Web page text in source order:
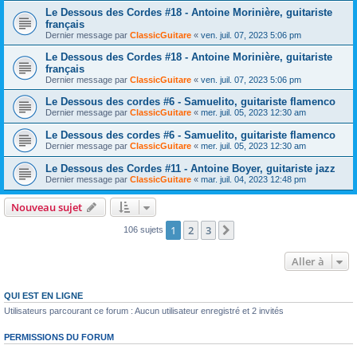
Le Dessous des Cordes #18 - Antoine Morinière, guitariste
français
Dernier message par ClassicGuitare « ven. juil. 07, 2023 5:06 pm
Le Dessous des Cordes #18 - Antoine Morinière, guitariste
français
Dernier message par ClassicGuitare « ven. juil. 07, 2023 5:06 pm
Le Dessous des cordes #6 - Samuelito, guitariste flamenco
Dernier message par ClassicGuitare « mer. juil. 05, 2023 12:30 am
Le Dessous des cordes #6 - Samuelito, guitariste flamenco
Dernier message par ClassicGuitare « mer. juil. 05, 2023 12:30 am
Le Dessous des Cordes #11 - Antoine Boyer, guitariste jazz
Dernier message par ClassicGuitare « mar. juil. 04, 2023 12:48 pm
Nouveau sujet
106 sujets 1 2 3
Aller à
QUI EST EN LIGNE
Utilisateurs parcourant ce forum : Aucun utilisateur enregistré et 2 invités
PERMISSIONS DU FORUM